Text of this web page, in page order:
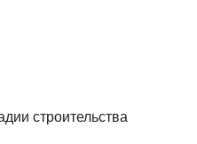
строительства